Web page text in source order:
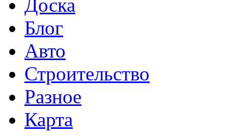
Доска
Блог
Авто
Строительство
Разное
Карта